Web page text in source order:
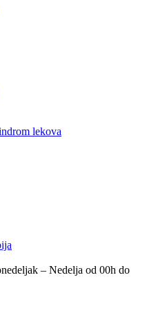
lekova
– Nedelja od 00h do